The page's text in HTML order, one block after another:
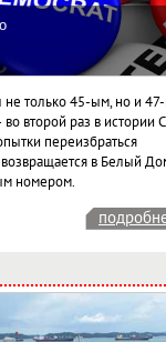
не только 45-ым, но и
второй раз в истории
переизбраться
в Белый
номером.